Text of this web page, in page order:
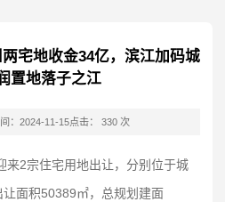
宅地收金34亿，滨江加码城
置地落子之江
：2024-11-15点击： 330 次
来2宗住宅用地出让，分别位于城
面积50389㎡，总规划建面